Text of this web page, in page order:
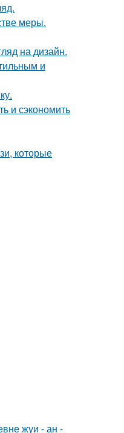
меры.
на дизайн.
и
и сэкономить
которые
жуи - ан -